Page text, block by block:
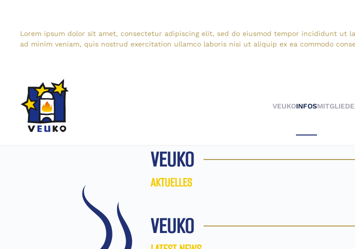
Zum Hauptinhalt springen
Lorem ipsum dolor sit amet, consectetur adipiscing elit, sed do eiusmod tempor incididunt ut
ad minim veniam, quis nostrud exercitation ullamco laboris nisi ut aliquip ex ea commodo
VEUKOINFOS
VEUKO
AKTUELLES
VEUKO